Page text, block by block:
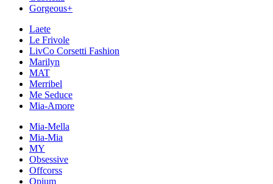
Gorgeous+
Laete
Le Frivole
LivCo Corsetti Fashion
Marilyn
MAT
Merribel
Me Seduce
Mia-Amore
Mia-Mella
Mia-Mia
MY
Obsessive
Offcorss
Opium